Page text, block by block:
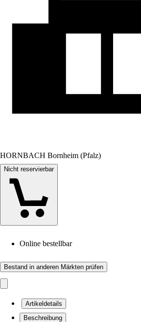
HORNBACH Bornheim (Pfalz)
Nicht reservierbar
Online bestellbar
Bestand in anderen Märkten prüfen
Artikeldetails
Beschreibung